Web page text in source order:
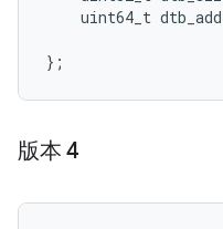
uint64_t
} ;
版本 4